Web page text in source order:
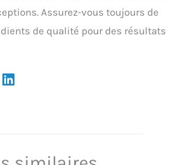
Assurez-vous toujours de
de qualité pour des résultats